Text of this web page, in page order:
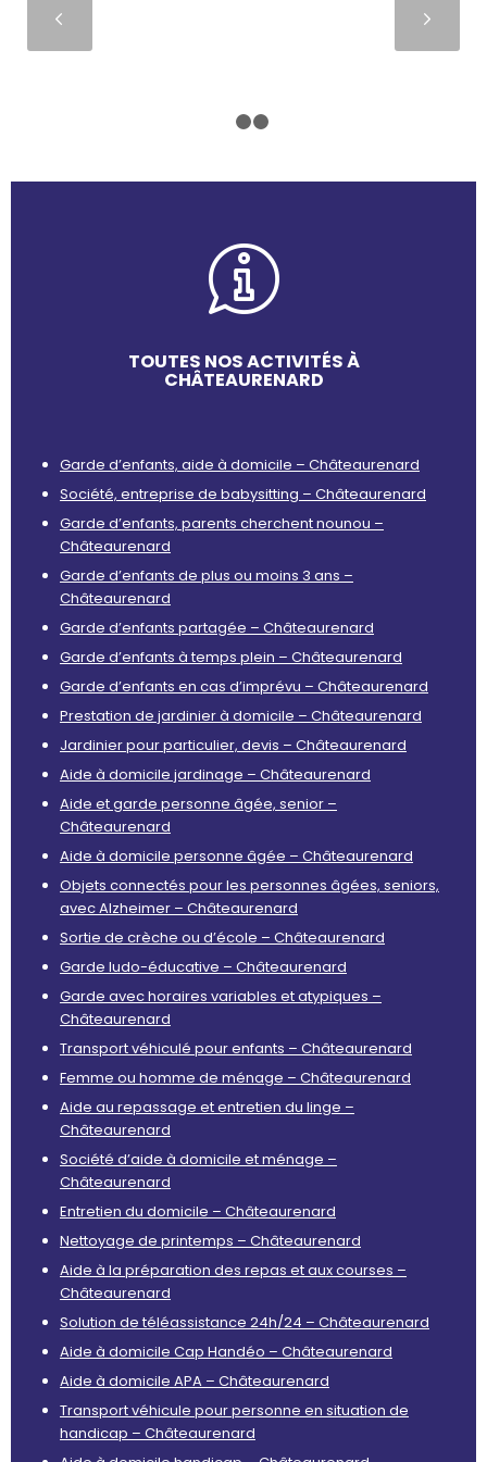
TOUTES NOS ACTIVITÉS À
CHÂTEAURENARD
Garde d’enfants, aide à domicile – Châteaurenard
Société, entreprise de babysitting – Châteaurenard
Garde d’enfants, parents cherchent nounou –
Châteaurenard
Garde d’enfants de plus ou moins 3 ans –
Châteaurenard
Garde d’enfants partagée – Châteaurenard
Garde d’enfants à temps plein – Châteaurenard
Garde d’enfants en cas d’imprévu – Châteaurenard
Prestation de jardinier à domicile – Châteaurenard
Jardinier pour particulier, devis – Châteaurenard
Aide à domicile jardinage – Châteaurenard
Aide et garde personne âgée, senior –
Châteaurenard
Aide à domicile personne âgée – Châteaurenard
Objets connectés pour les personnes âgées, seniors,
avec Alzheimer – Châteaurenard
Sortie de crèche ou d’école – Châteaurenard
Garde ludo-éducative – Châteaurenard
Garde avec horaires variables et atypiques –
Châteaurenard
Transport véhiculé pour enfants – Châteaurenard
Femme ou homme de ménage – Châteaurenard
Aide au repassage et entretien du linge –
Châteaurenard
Société d’aide à domicile et ménage –
Châteaurenard
Entretien du domicile – Châteaurenard
Nettoyage de printemps – Châteaurenard
Aide à la préparation des repas et aux courses –
Châteaurenard
Solution de téléassistance 24h/24 – Châteaurenard
Aide à domicile Cap Handéo – Châteaurenard
Aide à domicile APA – Châteaurenard
Transport véhicule pour personne en situation de
handicap – Châteaurenard